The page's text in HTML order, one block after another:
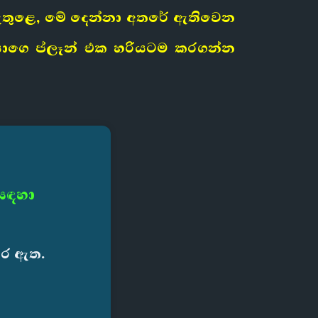
මේ දෙන්නා අතරේ ඇතිවෙන
ප්ලෑන් එක හරියටම කරගන්න
ඇත.